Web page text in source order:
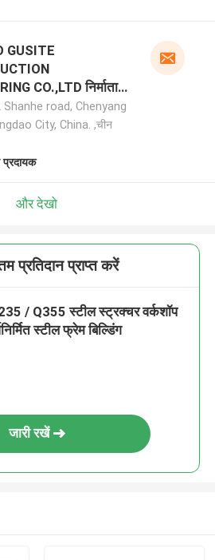
GUSITE
CO.,LTD निर्माता
Shanhe road, Chenyang
City, China. ,चीन
प्रदायक
और देखो
प्रतिदान प्राप्त करें
/ Q355 स्टील स्ट्रक्चर वर्कशॉप
स्टील फ्रेम बिल्डिंग
जारी रखें